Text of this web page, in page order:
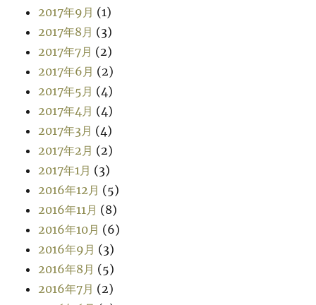
2017年9月 (1)
2017年8月 (3)
2017年7月 (2)
2017年6月 (2)
2017年5月 (4)
2017年4月 (4)
2017年3月 (4)
2017年2月 (2)
2017年1月 (3)
2016年12月 (5)
2016年11月 (8)
2016年10月 (6)
2016年9月 (3)
2016年8月 (5)
2016年7月 (2)